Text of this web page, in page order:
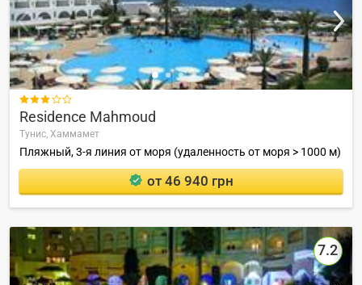

Residence Mahmoud
Тунис, Хаммамет
Пляжный, 3-я линия от моря (удаленность от моря > 1000 м)
от 46 940 грн
7.2